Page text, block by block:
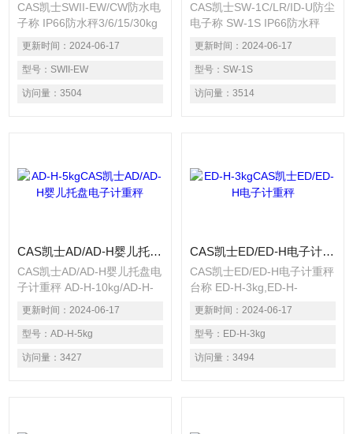
CAS凯士SWII-EW/CW防水电
子称 IP66防水秤3/6/15/30kg
防水台称
更新时间： 2024-06-17
型号： SWII-EW
访问量： 3504
CAS凯士SW-1C/LR/ID-U防尘
电子称 SW-1S IP66防水秤
更新时间： 2024-06-17
型号： SW-1S
访问量： 3514
CAS凯士AD/AD-H婴儿托盘电子计重秤
CAS凯士AD/AD-H婴儿托盘电
子计重秤 AD-H-10kg/AD-H-
10kg/AD-3/6kg/AD-15/30kg
台称
更新时间： 2024-06-17
型号： AD-H-5kg
访问量： 3427
CAS凯士ED/ED-H电子计重秤
CAS凯士ED/ED-H电子计重秤
台称 ED-H-3kg,ED-H-
6kg,ED-H-15kg,ED-H-30kg
更新时间： 2024-06-17
型号： ED-H-3kg
访问量： 3494